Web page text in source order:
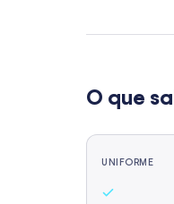
O que
UNIFORME